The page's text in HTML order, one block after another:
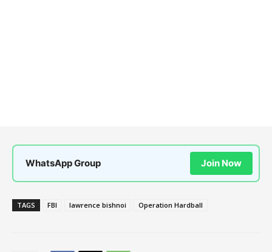
WhatsApp Group Join Now
TAGS FBI lawrence bishnoi Operation Hardball